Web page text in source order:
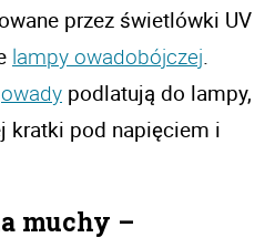
przez świetlówki UV
lampy owadobójczej
owady podlatują do lampy,
kratki pod napięciem i
muchy –